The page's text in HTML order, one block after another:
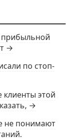
→
по стоп-
этой
→
не понимают